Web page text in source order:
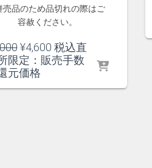
売品のため品切れの際はご
容赦ください。
元
の
価
¥4,600現
在
税込直
限定：販売手数
元価格